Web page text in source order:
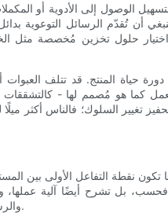
ينبغي أن تُقدّم الرسائل
حلول تخزين مُخصصة مثل
حياة المنتج. قد تتلف
كما هو مُصمم لها - كالتشققات
تغيير السلوك؛ فالناس أكثر
تكون نقطة التفاعل الأولى بين
فحسب، بل تشرح أيضًا آلية
والرسوم التوضيحية القصيرة - أن تسد حواجز اللغة ومستوى القراءة والكتابة، مما يساعد مختلف فئات المجتمع على استيعاب الرسالة بسرعة.